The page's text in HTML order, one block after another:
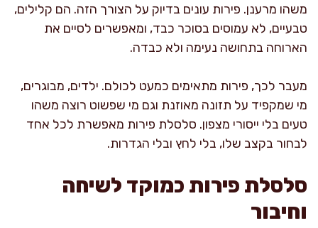
משהו מרענן. פירות עונים בדיוק על הצורך הזה. הם קלילים,
טבעיים, לא עמוסים בסוכר כבד, ומאפשרים לסיים את
הארוחה בתחושה נעימה ולא כבדה.
מעבר לכך, פירות מתאימים כמעט לכולם. ילדים, מבוגרים,
מי שמקפיד על תזונה מאוזנת וגם מי שפשוט רוצה משהו
טעים בלי ייסורי מצפון. סלסלת פירות מאפשרת לכל אחד
לבחור בקצב שלו, בלי לחץ ובלי הגדרות.
סלסלת פירות כמוקד לשיחה
וחיבור